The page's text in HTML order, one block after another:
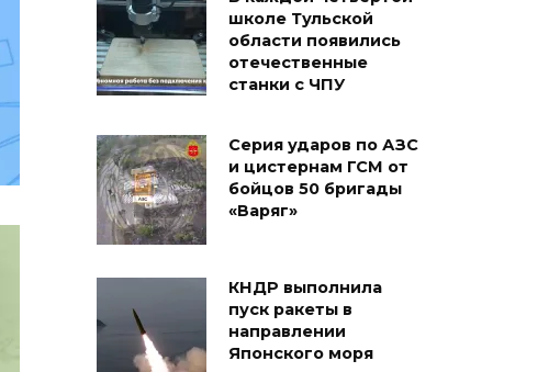
школе Тульской
области появились
отечественные
станки с ЧПУ
Серия ударов по АЗС
и цистернам ГСМ от
бойцов 50 бригады
«Варяг»
КНДР выполнила
пуск ракеты в
направлении
Японского моря